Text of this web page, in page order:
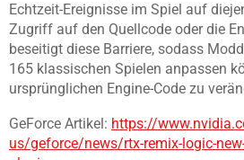
Echtzeit-Ereignisse im Spiel auf
Zugriff auf den Quellcode oder die
beseitigt diese Barriere, sodass
165 klassischen Spielen anpassen
ursprünglichen Engine-Code zu
GeForce Artikel: https://
us/geforce/news/rtx-remix-logic-